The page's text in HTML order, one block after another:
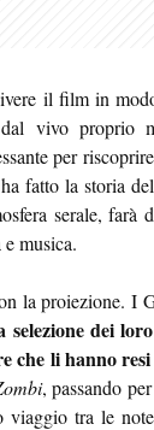
il film in
vivo proprio
per
fatto la storia
serale, farà
musica.
la proiezione. I
selezione dei
che li hanno
, passando per
viaggio tra le